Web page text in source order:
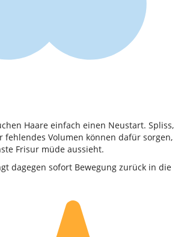
Haare einfach einen Neustart. Spliss,
fehlendes Volumen können dafür sorgen,
Frisur müde aussieht.
dagegen sofort Bewegung zurück in die